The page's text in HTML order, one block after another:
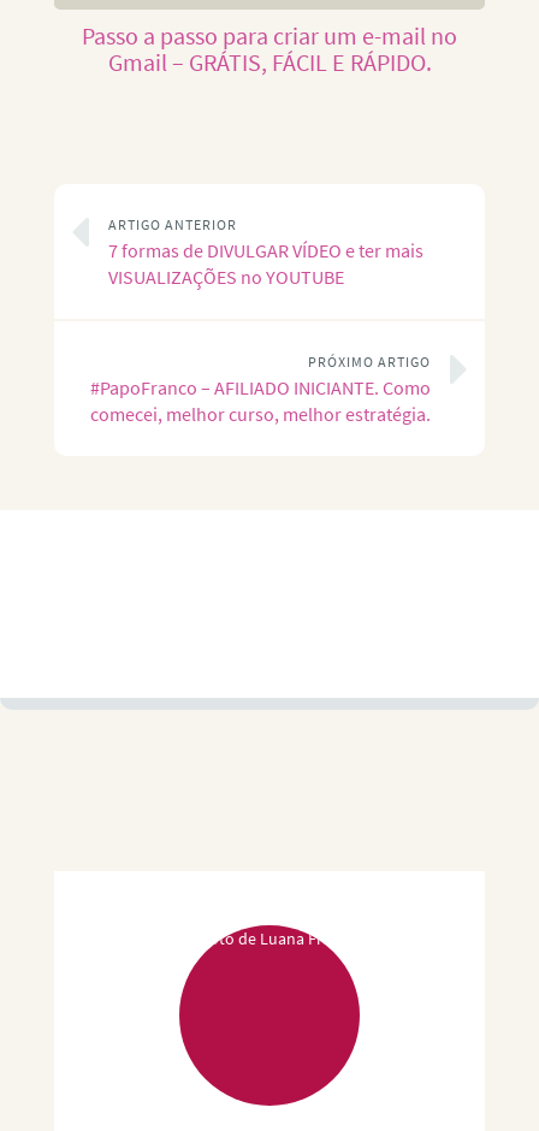
Passo a passo para criar um e-mail no
Gmail – GRÁTIS, FÁCIL E RÁPIDO.
ARTIGO ANTERIOR
7 formas de DIVULGAR VÍDEO e ter mais
VISUALIZAÇÕES no YOUTUBE
PRÓXIMO ARTIGO
#PapoFranco – AFILIADO INICIANTE. Como
comecei, melhor curso, melhor estratégia.